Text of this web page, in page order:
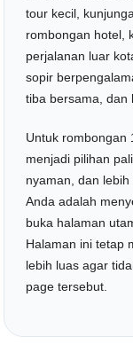
tour kecil,
rombongan hotel,
perjalanan luar
sopir
tiba bersama, dan
Untuk rombongan
menjadi pilihan
nyaman, dan
Anda adalah
buka halaman
Halaman ini tetap
lebih luas agar
page tersebut.